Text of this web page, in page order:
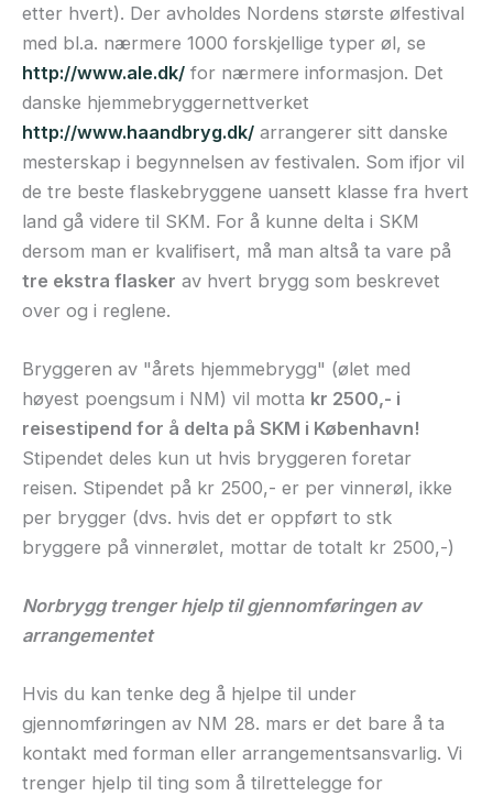
etter hvert). Der avholdes Nordens største ølfestival
med bl.a. nærmere 1000 forskjellige typer øl, se
http://www.ale.dk/ for nærmere informasjon. Det
danske hjemmebryggernettverket
http://www.haandbryg.dk/ arrangerer sitt danske
mesterskap i begynnelsen av festivalen. Som ifjor vil
de tre beste flaskebryggene uansett klasse fra hvert
land gå videre til SKM. For å kunne delta i SKM
dersom man er kvalifisert, må man altså ta vare på
tre ekstra flasker av hvert brygg som beskrevet
over og i reglene.
Bryggeren av "årets hjemmebrygg" (ølet med
høyest poengsum i NM) vil motta kr 2500,- i
reisestipend for å delta på SKM i København!
Stipendet deles kun ut hvis bryggeren foretar
reisen. Stipendet på kr 2500,- er per vinnerøl, ikke
per brygger (dvs. hvis det er oppført to stk
bryggere på vinnerølet, mottar de totalt kr 2500,-)
Norbrygg trenger hjelp til gjennomføringen av
arrangementet
Hvis du kan tenke deg å hjelpe til under
gjennomføringen av NM 28. mars er det bare å ta
kontakt med forman eller arrangementsansvarlig. Vi
trenger hjelp til ting som å tilrettelegge for